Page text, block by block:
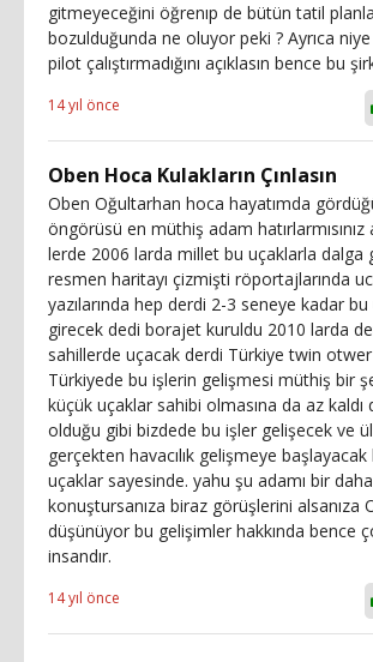
gitmeyeceğini öğrenıp de bütün tatil
bozulduğunda ne oluyor peki ? Ayrıca niye
pilot çalıştırmadığını açıklasın bence bu
14 yıl önce
Oben Hoca Kulakların Çınlasın
Oben Oğultarhan hoca hayatımda
öngörüsü en müthiş adam
lerde 2006 larda millet bu uçaklarla dalga
resmen haritayı çizmişti röportajlarında
yazılarında hep derdi 2-3 seneye kadar
girecek dedi borajet kuruldu 2010 larda
sahillerde uçacak derdi Türkiye twin otwer
Türkiyede bu işlerin gelişmesi müthiş bir
küçük uçaklar sahibi olmasına da az kaldı
olduğu gibi bizdede bu işler gelişecek ve
gerçekten havacılık gelişmeye
uçaklar sayesinde. yahu şu adamı bir daha
konuştursanıza biraz görüşlerini alsanıza
düşünüyor bu gelişimler hakkında bence
insandır.
14 yıl önce